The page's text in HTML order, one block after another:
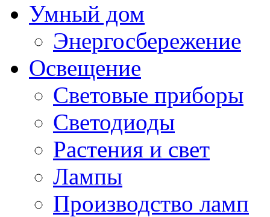
Умный дом
Энергосбережение
Освещение
Световые приборы
Светодиоды
Растения и свет
Лампы
Производство ламп